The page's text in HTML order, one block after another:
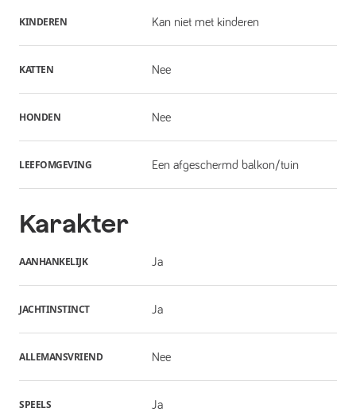
KINDEREN Kan niet met kinderen
KATTEN Nee
HONDEN Nee
LEEFOMGEVING Een afgeschermd balkon/tuin
Karakter
AANHANKELIJK Ja
JACHTINSTINCT Ja
ALLEMANSVRIEND Nee
SPEELS Ja